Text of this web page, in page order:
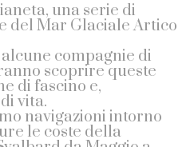
una serie di
del Mar Glaciale Artico
compagnie di
scoprire queste
di fascino e,
vita.
navigazioni intorno
le coste della